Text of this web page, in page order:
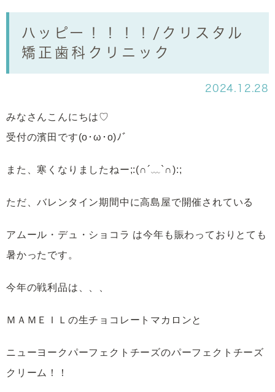
ハッピー！！！！/クリスタル
矯正歯科クリニック
2024.12.28
みなさんこんにちは♡
受付の濱田です(o･ω･o)ﾉﾞ
また、寒くなりましたねー;:(∩´﹏` ∩):;
ただ、バレンタイン期間中に高島屋で開催されている
アムール・デュ・ショコラ は今年も賑わっておりとても
暑かったです。
今年の戦利品は、、、
ＭＡＭＥＩＬの生チョコレートマカロンと
ニューヨークパーフェクトチーズのパーフェクトチーズ
クリーム！！